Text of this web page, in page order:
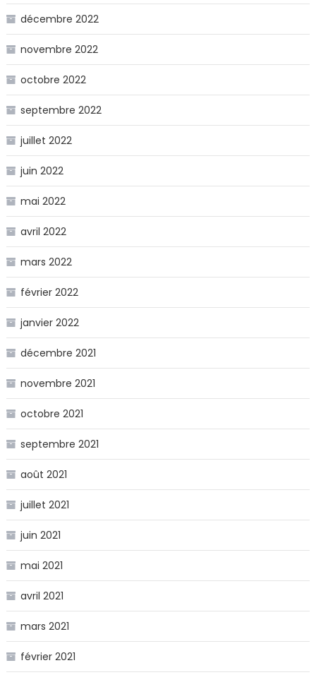
décembre 2022
novembre 2022
octobre 2022
septembre 2022
juillet 2022
juin 2022
mai 2022
avril 2022
mars 2022
février 2022
janvier 2022
décembre 2021
novembre 2021
octobre 2021
septembre 2021
août 2021
juillet 2021
juin 2021
mai 2021
avril 2021
mars 2021
février 2021